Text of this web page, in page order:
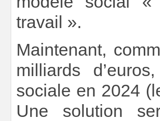
travail ».
Maintenant,
milliards
sociale en 2024
Une solution